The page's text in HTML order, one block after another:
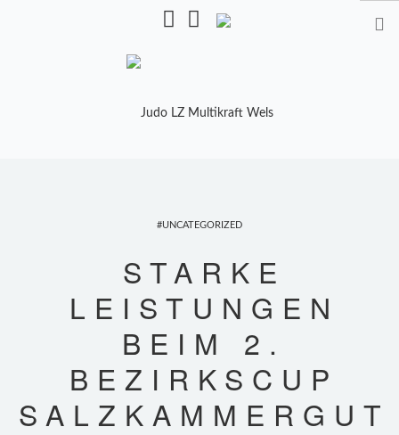
TRAININGSZEITEN
KALENDER
SHOP
MANNSCHAFTEN
VEREIN
UNCATEGORIZED
STARKE
LEISTUNGEN
BEIM 2.
BEZIRKSCUP
SALZKAMMERGUT